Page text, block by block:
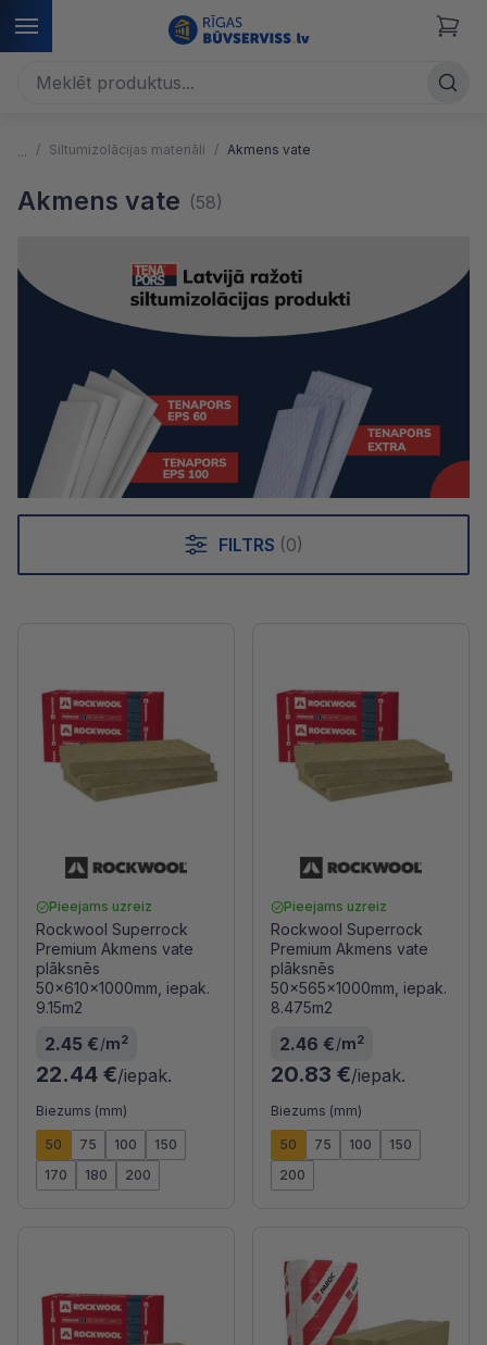
Siltumizolācijas materiāli Akmens vate
Akmens vate (58)
FILTRS (0)
Pieejams uzreiz
Rockwool Superrock
Premium Akmens vate
plāksnēs
50x610x1000mm, iepak.
9.15m2
2.45 €/m2
22.44 €/iepak.
Biezums (mm)
50 75 100
150
170
180 200
Pieejams uzreiz
Rockwool Superrock
Premium Akmens vate
plāksnēs
50x565x1000mm, iepak.
8.475m2
2.46 €/m2
20.83 €/iepak.
Biezums (mm)
50 75 100
150
200